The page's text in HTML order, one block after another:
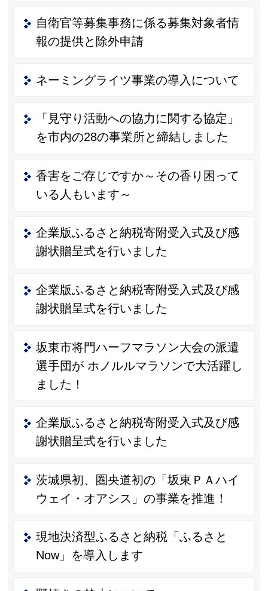
自衛官等募集事務に係る募集対象者情
報の提供と除外申請
ネーミングライツ事業の導入について
「見守り活動への協力に関する協定」
を市内の28の事業所と締結しました
香害をご存じですか～その香り困って
いる人もいます～
企業版ふるさと納税寄附受入式及び感
謝状贈呈式を行いました
企業版ふるさと納税寄附受入式及び感
謝状贈呈式を行いました
坂東市将門ハーフマラソン大会の派遣
選手団が ホノルルマラソンで大活躍し
ました！
企業版ふるさと納税寄附受入式及び感
謝状贈呈式を行いました
茨城県初、圏央道初の「坂東ＰＡハイ
ウェイ・オアシス」の事業を推進！
現地決済型ふるさと納税「ふるさと
Now」を導入します